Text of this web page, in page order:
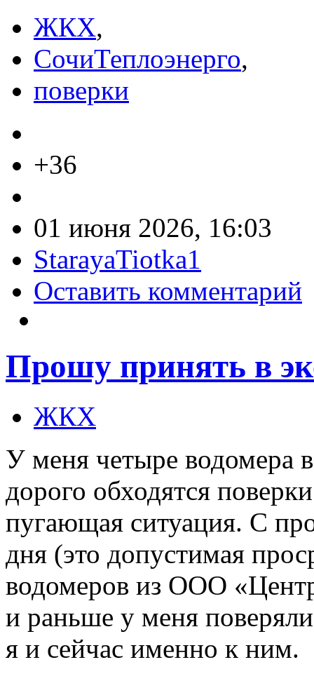
ЖКХ,
СочиТеплоэнерго,
поверки
+36
01 июня 2026, 16:03
StarayaTiotka1
Оставить комментарий
Прошу принять в
ЖКХ
У меня четыре водомера
дорого обходятся
пугающая ситуация. С
дня (это допустимая
водомеров из ООО
и раньше у меня
я и сейчас именно к ним.